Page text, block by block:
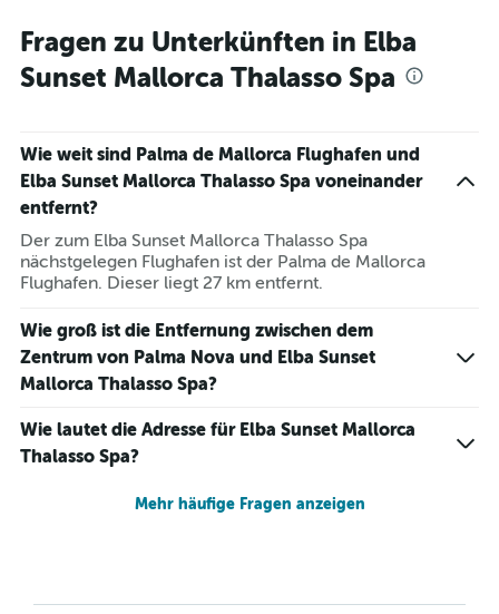
Fragen zu Unterkünften in Elba
Sunset Mallorca Thalasso Spa
Wie weit sind Palma de Mallorca Flughafen und
Elba Sunset Mallorca Thalasso Spa voneinander
entfernt?
Der zum Elba Sunset Mallorca Thalasso Spa
nächstgelegen Flughafen ist der Palma de Mallorca
Flughafen. Dieser liegt 27 km entfernt.
Wie groß ist die Entfernung zwischen dem
Zentrum von Palma Nova und Elba Sunset
Mallorca Thalasso Spa?
Wie lautet die Adresse für Elba Sunset Mallorca
Thalasso Spa?
Mehr häufige Fragen anzeigen